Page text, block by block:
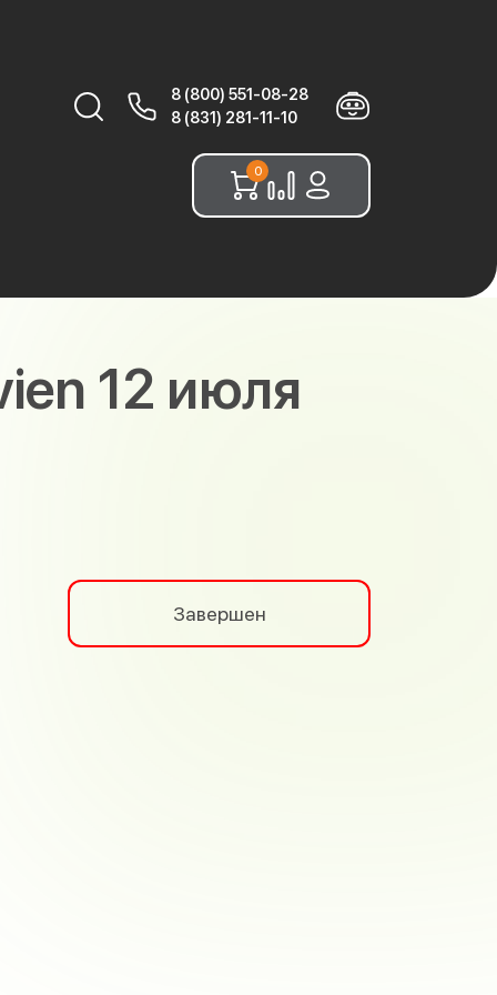
Найти:
8 (800) 551-08-28
8 (831) 281-11-10
0
12 июля
Завершен